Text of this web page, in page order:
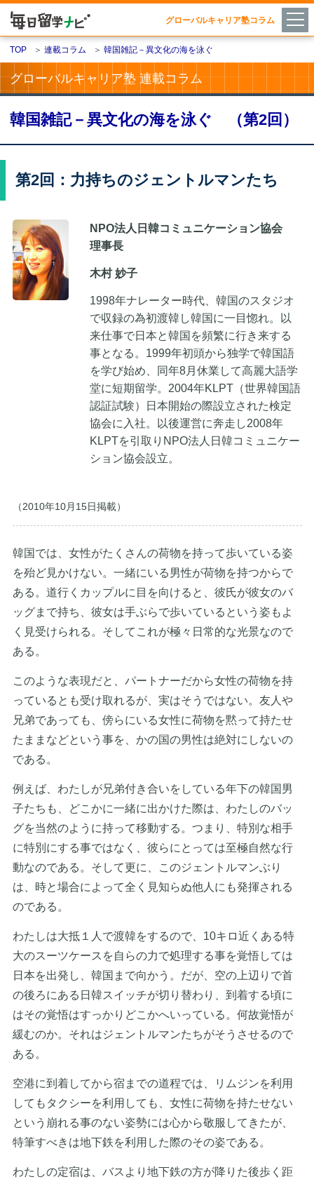
グローバルキャリア塾コラム
TOP ＞ 連載コラム ＞ 韓国雑記－異文化の海を泳ぐ
グローバルキャリア塾 連載コラム
韓国雑記－異文化の海を泳ぐ （第2回）
第2回：力持ちのジェントルマンたち
NPO法人日韓コミュニケーション協会
理事長
木村 妙子
1998年ナレーター時代、韓国のスタジオ
で収録の為初渡韓し韓国に一目惚れ。以
来仕事で日本と韓国を頻繁に行き来する
事となる。1999年初頭から独学で韓国語
を学び始め、同年8月休業して高麗大語学
堂に短期留学。2004年KLPT（世界韓国語
認証試験）日本開始の際設立された検定
協会に入社。以後運営に奔走し2008年
KLPTを引取りNPO法人日韓コミュニケー
ション協会設立。
（2010年10月15日掲載）
韓国では、女性がたくさんの荷物を持って歩いている姿
を殆ど見かけない。一緒にいる男性が荷物を持つからで
ある。道行くカップルに目を向けると、彼氏が彼女のバ
ッグまで持ち、彼女は手ぶらで歩いているという姿もよ
く見受けられる。そしてこれが極々日常的な光景なので
ある。
このような表現だと、パートナーだから女性の荷物を持
っているとも受け取れるが、実はそうではない。友人や
兄弟であっても、傍らにいる女性に荷物を黙って持たせ
たままなどという事を、かの国の男性は絶対にしないの
である。
例えば、わたしが兄弟付き合いをしている年下の韓国男
子たちも、どこかに一緒に出かけた際は、わたしのバッ
グを当然のように持って移動する。つまり、特別な相手
に特別にする事ではなく、彼らにとっては至極自然な行
動なのである。そして更に、このジェントルマンぶり
は、時と場合によって全く見知らぬ他人にも発揮される
のである。
わたしは大抵１人で渡韓をするので、10キロ近くある特
大のスーツケースを自らの力で処理する事を覚悟しては
日本を出発し、韓国まで向かう。だが、空の上辺りで首
の後ろにある日韓スイッチが切り替わり、到着する頃に
はその覚悟はすっかりどこかへいっている。何故覚悟が
緩むのか。それはジェントルマンたちがそうさせるので
ある。
空港に到着してから宿までの道程では、リムジンを利用
してもタクシーを利用しても、女性に荷物を持たせない
という崩れる事のない姿勢には心から敬服してきたが、
特筆すべきは地下鉄を利用した際のその姿である。
わたしの定宿は、バスより地下鉄の方が降りた後歩く距